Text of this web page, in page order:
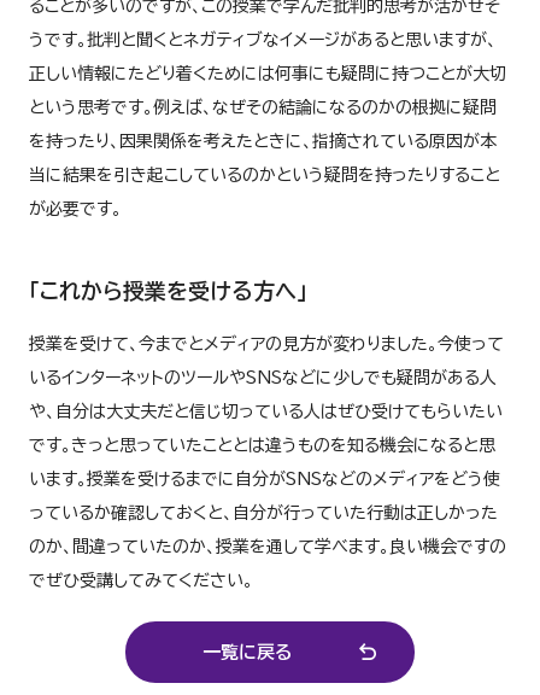
ることが多いのですが、この授業で学んだ批判的思考が活かせそ
うです。批判と聞くとネガティブなイメージがあると思いますが、
正しい情報にたどり着くためには何事にも疑問に持つことが大切
という思考です。例えば、なぜその結論になるのかの根拠に疑問
を持ったり、因果関係を考えたときに、指摘されている原因が本
当に結果を引き起こしているのかという疑問を持ったりすること
が必要です。
「これから授業を受ける方へ」
授業を受けて、今までとメディアの見方が変わりました。今使って
いるインターネットのツールやSNSなどに少しでも疑問がある人
や、自分は大丈夫だと信じ切っている人はぜひ受けてもらいたい
です。きっと思っていたこととは違うものを知る機会になると思
います。授業を受けるまでに自分がSNSなどのメディアをどう使
っているか確認しておくと、自分が行っていた行動は正しかった
のか、間違っていたのか、授業を通して学べます。良い機会ですの
でぜひ受講してみてください。
一覧に戻る